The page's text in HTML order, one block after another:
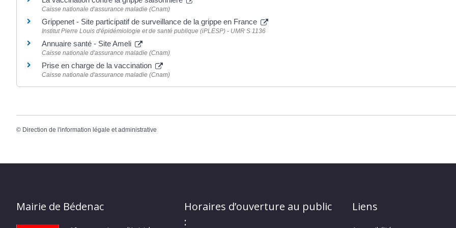
Caisse nationale d'assurance maladie (Cnam)
Grippenet - Site participatif de surveillance de la grippe en France
Institut Pierre Louis d'épidémiologie et de santé publique (iPLESP) - UMR S 1136
Annuaire santé - Site Ameli
Caisse nationale d'assurance maladie (Cnam)
Prise en charge de la vaccination
Caisse nationale d'assurance maladie (Cnam)
© Direction de l'information légale et administrative
Mairie de Bédenac
Horaires d’ouverture au public
:
Liens